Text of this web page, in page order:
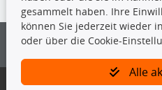
Es ist zu unterlassen, die Daten oder
vorherige Zustimmung von TecDoc zu
und/oder diese Handlungen durch
Bitte prüfen Sie, ob das über unseren
gesammelt haben. Ihre
können Sie jederzeit wieder
oder über die Cookie-
Alle